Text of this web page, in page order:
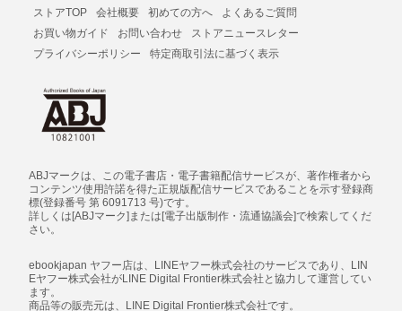
ストアTOP 会社概要 初めての方へ
よくあるご質問
お買い物ガイド
お問い合わせ
ストアニュースレター
プライバシーポリシー
特定商取引法に基づく表示
ABJマークは、この電子書店・電子書籍配信サービスが、著作権者から
コンテンツ使用許諾を得た正規版配信サービスであることを示す登録商
標(登録番号 第 6091713 号)です。
詳しくは[ABJマーク]または[電子出版制作・流通協議会]で検索してくだ
さい。
ebookjapan ヤフー店は、LINEヤフー株式会社のサービスであり、LIN
Eヤフー株式会社がLINE Digital Frontier株式会社と協力して運営してい
ます。
商品等の販売元は、LINE Digital Frontier株式会社です。